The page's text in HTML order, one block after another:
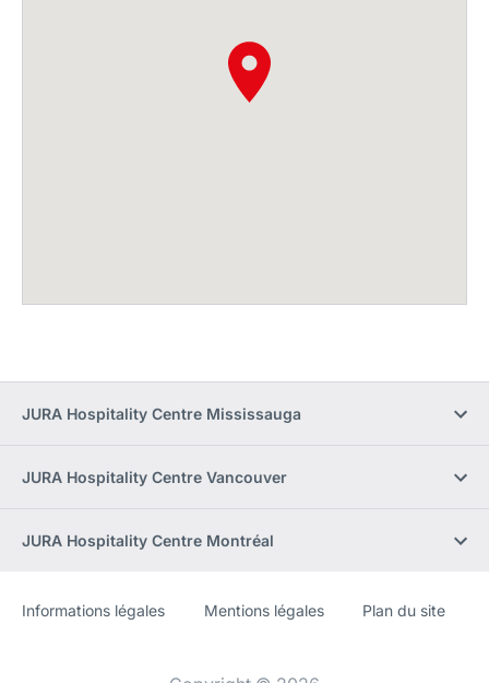
JURA Hospitality Centre Mississauga
JURA Hospitality Centre Vancouver
JURA Hospitality Centre Montréal
Site
[Website
Informations légales Mentions légales Plan du site